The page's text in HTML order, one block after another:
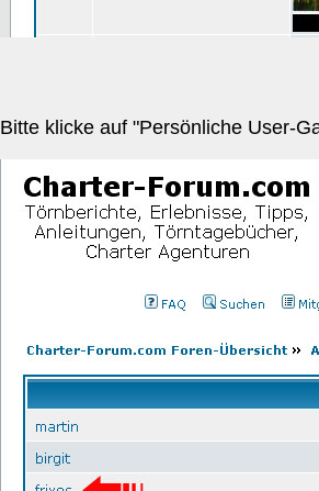
Bitte klicke auf "Persönliche User-